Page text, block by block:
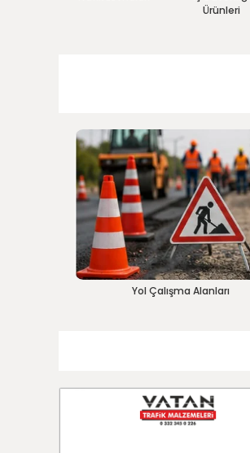
Ürünleri
Yol Çalışma Alanları